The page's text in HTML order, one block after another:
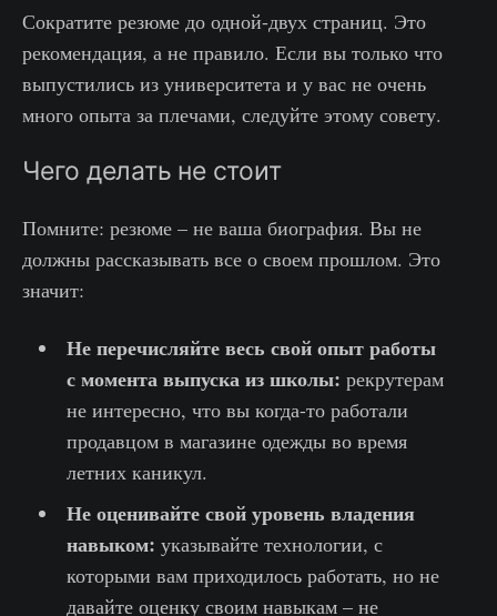
Сократите резюме до одной-двух страниц. Это
рекомендация, а не правило. Если вы только что
выпустились из университета и у вас не очень
много опыта за плечами, следуйте этому совету.
Чего делать не стоит
Помните: резюме – не ваша биография. Вы не
должны рассказывать все о своем прошлом. Это
значит:
Не перечисляйте весь свой опыт работы
с момента выпуска из школы: рекрутерам
не интересно, что вы когда-то работали
продавцом в магазине одежды во время
летних каникул.
Не оценивайте свой уровень владения
навыком: указывайте технологии, с
которыми вам приходилось работать, но не
давайте оценку своим навыкам – не